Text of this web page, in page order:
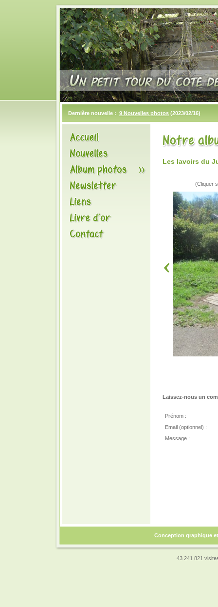
Dernière nouvelle : 9 Nouvelles photos (2023/02/16)
Les lavoirs du
(Cliquer
Laissez-nous un
Prénom :
Email (optionnel) :
Message :
Conception graphique
43 241 821